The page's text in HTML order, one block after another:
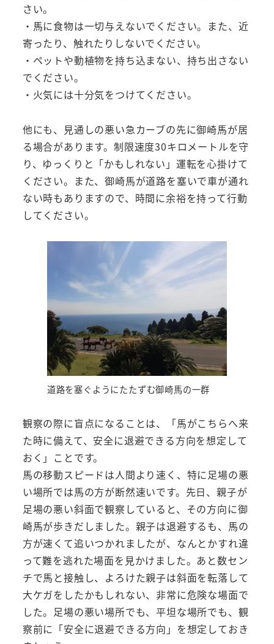
さい。
・馬に食物は一切与えないでください。また、近
寄ったり、触れたりしないでください。
・ペットや動植物を持ち込まない、持ち出さない
でください。
・火気には十分気をつけてください。
他にも、見通しの悪い急カーブの先に御崎馬が居
る場合があります。制限速度30キロメートルを守
り、ゆっくりと「かもしれない」運転を心掛けて
ください。また、御崎馬が道路を塞いで車が通れ
ない時もありますので、時間に余裕を持って行動
してください。
道路を塞ぐようにたたずむ御崎馬の一群
観察の際に盲点になることは、「馬がこちらへ来
た時に備えて、安全に退避できる方向を想定して
おく」ことです。
馬の移動スピードは人間より速く、特に足場の悪
い場所では馬の方が断然速いです。先日、親子が
足場の悪い斜面で観察していると、その方向に御
崎馬が歩きだしました。親子は退避するも、馬の
方が速くて追いつかれましたが、なんとかすれ違
って難を逃れた場面を見かけました。あと数セン
チで馬と接触し、よろけた親子は斜面を転落して
大ケガをしたかもしれない、非常に危険な場面で
した。足場の悪い場所でも、平坦な場所でも、観
察前に「安全に退避できる方向」を想定しておき